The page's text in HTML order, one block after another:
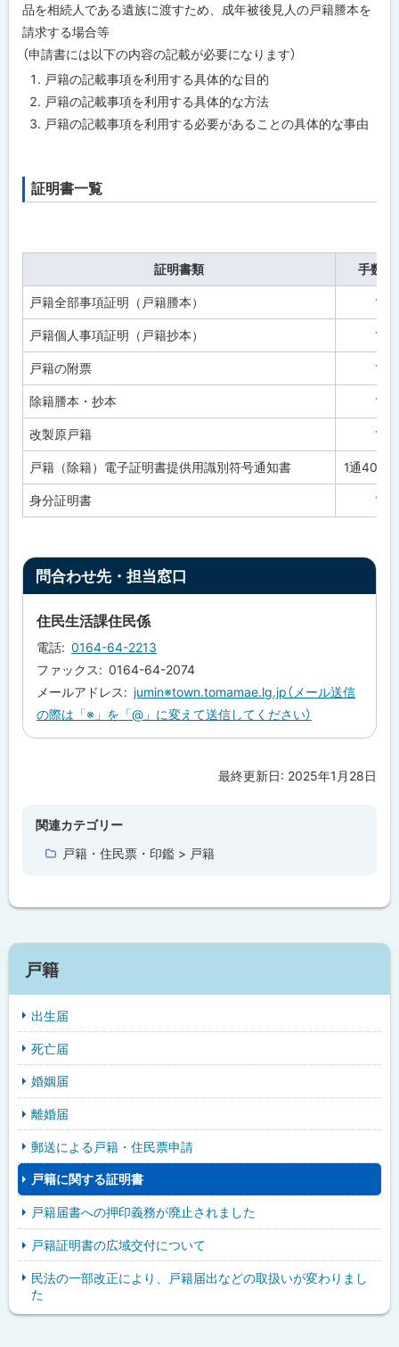
品を相続人である遺族に渡すため、成年被後見人の戸籍謄本を
請求する場合等
（申請書には以下の内容の記載が必要になります）
戸籍の記載事項を利用する具体的な目的
戸籍の記載事項を利用する具体的な方法
戸籍の記載事項を利用する必要があることの具体的な事由
証明書一覧
証明書類 手
戸籍全部事項証明（戸籍謄本） 1通
戸籍個人事項証明（戸籍抄本） 1通
戸籍の附票 1通
除籍謄本・抄本 1通
改製原戸籍 1通
戸籍（除籍）電子証明書提供用識別符号通知書 1通400
身分証明書 1通
ト
ッ
問合わせ先・担当窓口
住民生活課住民係
電話
0164-64-2213
ファックス
0164-64-2074
メールアドレス
jumin※town.tomamae.lg.jp（メール送信
の際は「※」を「@」に変えて送信してください）
最終更新日: 2025年1月28日
関連カテゴリー
戸籍・住民票・印鑑 > 戸籍
戸籍
出生届
死亡届
婚姻届
離婚届
郵送による戸籍・住民票申請
戸籍に関する証明書
戸籍届書への押印義務が廃止されました
戸籍証明書の広域交付について
民法の一部改正により、戸籍届出などの取扱いが変わりまし
た